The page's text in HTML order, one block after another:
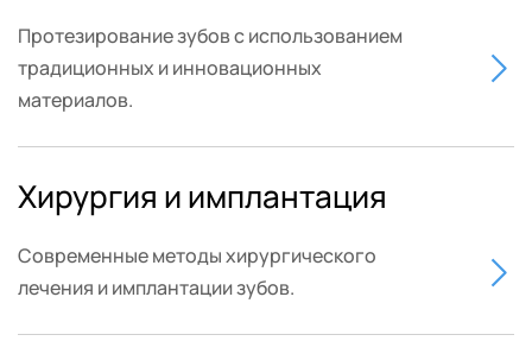
Протезирование зубов с использованием
традиционных и инновационных
материалов.
Хирургия и имплантация
Современные методы хирургического
лечения и имплантации зубов.